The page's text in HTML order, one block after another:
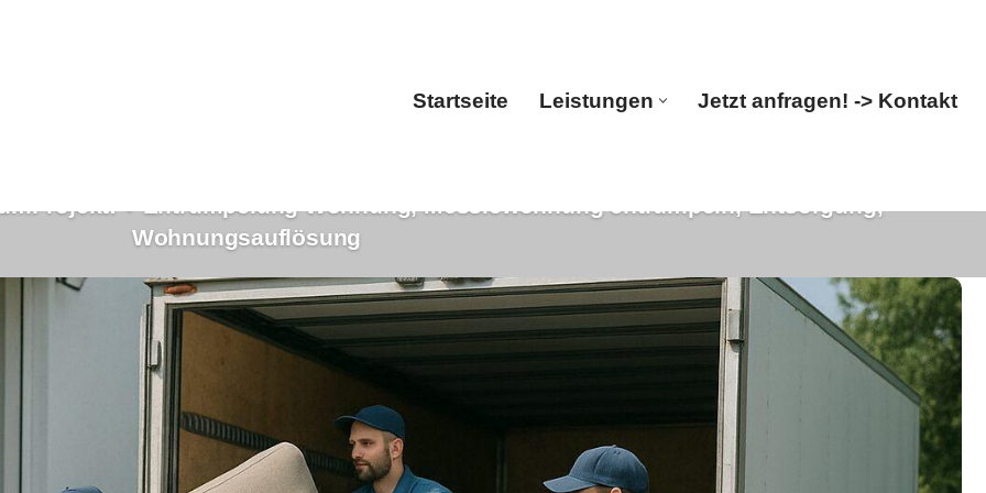
Startseite Leistungen Jetzt anfragen! -> Kontakt
Startseite Leistungen Jetzt anfragen! -> Kontakt
✓Entrümpelung Wohnung, Messiewohnung entrümpeln, Entsorgung,
Wohnungsauflösung